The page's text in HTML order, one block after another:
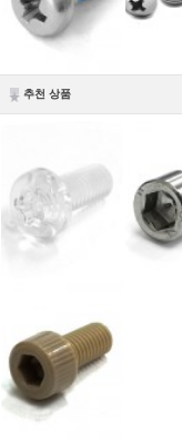
추천 상품